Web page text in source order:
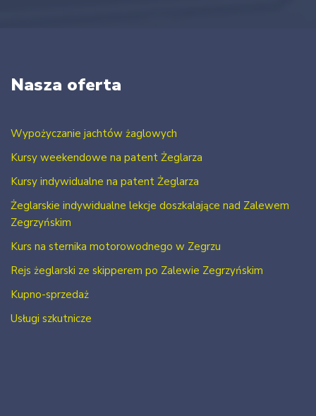
Nasza oferta
Wypożyczanie jachtów żaglowych
Kursy weekendowe na patent Żeglarza
Kursy indywidualne na patent Żeglarza
Żeglarskie indywidualne lekcje doszkalające nad Zalewem
Zegrzyńskim
Kurs na sternika motorowodnego w Zegrzu
Rejs żeglarski ze skipperem po Zalewie Zegrzyńskim
Kupno-sprzedaż
Usługi szkutnicze